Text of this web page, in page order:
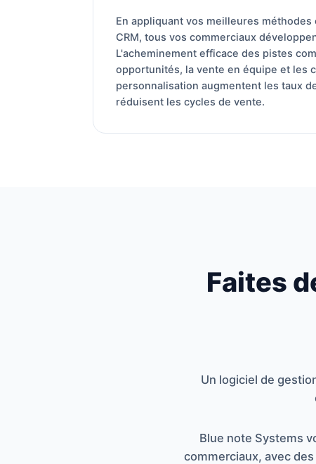
En appliquant vos meilleures
CRM, tous vos commerciaux
L'acheminement efficace des pistes
opportunités, la vente en équipe et les
personnalisation augmentent les taux
réduisent les cycles de vente.
Faites
Un logiciel de
Blue note Systems
commerciaux, avec